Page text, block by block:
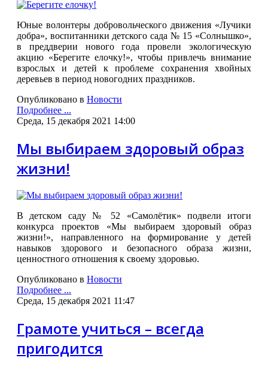
Юные волонтеры добровольческого движения «Лучики
добра», воспитанники детского сада № 15 «Солнышко»,
в преддверии нового года провели экологическую
акцию «Берегите елочку!», чтобы привлечь внимание
взрослых и детей к проблеме сохранения хвойных
деревьев в период новогодних праздников.
Опубликовано в Новости
Подробнее ...
Среда, 15 декабря 2021 14:00
Мы выбираем здоровый образ
жизни!
В детском саду № 52 «Самолётик» подвели итоги
конкурса проектов «Мы выбираем здоровый образ
жизни!», направленного на формирование у детей
навыков здорового и безопасного образа жизни,
ценностного отношения к своему здоровью.
Опубликовано в Новости
Подробнее ...
Среда, 15 декабря 2021 11:47
Грамоте учиться – всегда
пригодится